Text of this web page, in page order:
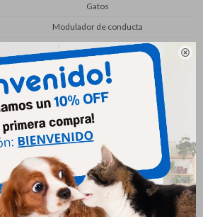

Gatos
Modulador de conducta
que te pueden interesar